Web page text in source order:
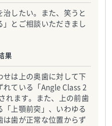
治したい。また、笑うと
とご相談いただきまし
果
は上の奥歯に対して下
ている「Angle Class 2
れます。また、上の前歯
上顎前突」、いわゆる
は歯が正常な位置からず